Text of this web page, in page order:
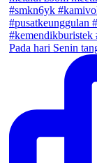
Pada hari Senin